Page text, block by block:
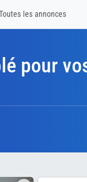
les annonces
pour